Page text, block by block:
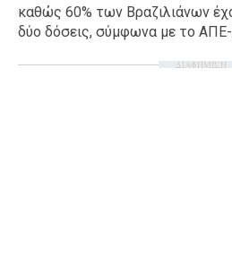
καθώς 60% των Βραζιλιάνων
δύο δόσεις, σύμφωνα με το
ΔΙΑΦΗΜΙΣΗ